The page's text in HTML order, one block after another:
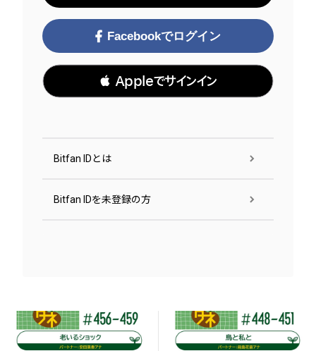
Facebookでログイン
 Appleでサインイン
Bitfan IDとは
Bitfan IDを未登録の方